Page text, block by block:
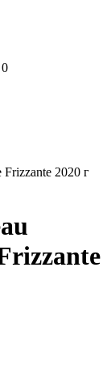
0
Frizzante 2020 г